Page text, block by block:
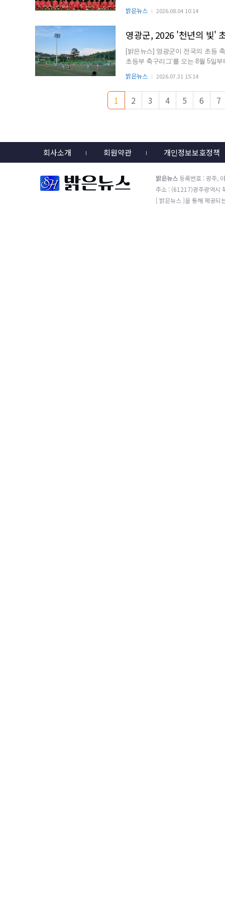
밝은뉴스 2026.08.04 10:14
영광군, 2026 '천년의 빛'
[밝은뉴스] 영광군이 전국의 초등
초등부 축구리그’를 오는 8월 5일
밝은뉴스 2026.07.31 15:14
1 2 3 4 5 6 7
회사소개 회원약관 개인정보보호정책
밝은뉴스 등록번호 : 광주,
주소 : (61217)광주광역시
[ 밝은뉴스 ]을 통해 제공되